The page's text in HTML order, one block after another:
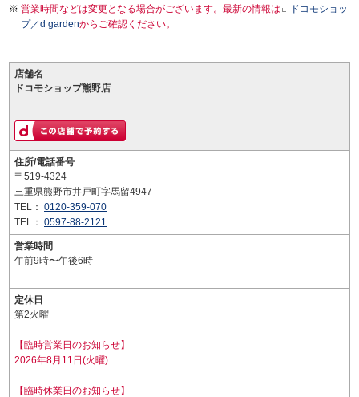
営業時間などは変更となる場合がございます。最新の情報は
ドコモショッ
プ／d gardenからご確認ください。
店舗名
ドコモショップ熊野店
住所/電話番号
〒519-4324
三重県熊野市井戸町字馬留4947
TEL： 0120-359-070
TEL： 0597-88-2121
営業時間
午前9時〜午後6時
定休日
第2火曜
【臨時営業日のお知らせ】
2026年8月11日(火曜)
【臨時休業日のお知らせ】